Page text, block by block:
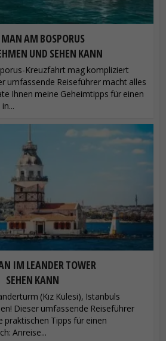
AM BOSPORUS
UND SEHEN KANN
Kreuzfahrt mag kompliziert
umfassende Reiseführer macht alles
Ihnen meine Geheimtipps für einen
IM LEANDER TOWER
SEHEN KANN
(Kız Kulesi), Istanbuls
Dieser umfassende Reiseführer
praktischen Tipps für einen
Anreise...